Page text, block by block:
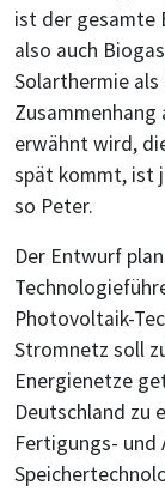
ist der gesamte
also auch
Solarthermie als
erwähnt wird,
spät kommt, ist
so Peter.
Der Entwurf
Photovoltaik-
Stromnetz soll
Energienetze
Deutschland zu
Fertigungs-